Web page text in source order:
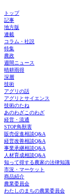
トップ
記事
地方版
連載
コラム・社説
特集
農政
週間ニュース
晴耕雨得
深層
技術
アグリの話
アグリとサイエンス
技術のたね
あのわざこのわざ
経営・流通
STOP鳥獣害
販売促進相談Q&A
経営改善相談Q&A
事業承継相談Q&A
人材育成相談Q&A
知って得する農家の法律知識
市況・マーケット
商品紹介
農業委員会
わたしのまちの農業委員会